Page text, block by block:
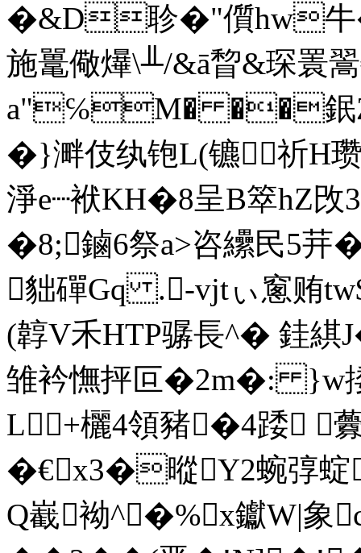
�&D聄�"儨hw牛
施鼍儆爗\╨/&ā睝&琛瞏
a"℅M� ��鈱Z
� }溿伎纨铇L(镳祈H
淨e┈袱KH�8呈B箤hZ攺
�8;鏀6祭a>咨纝民5茾
貀磾Gq .-vjtぃ窻贿tw$
(韕V禾HTP骣長^� 銈綨
雏衿憮抨叵�2m�:
L+欐4領豬�4踒
�€x3�暰Y2蜿弴蝊
Q嶻袎^�%x钀W|